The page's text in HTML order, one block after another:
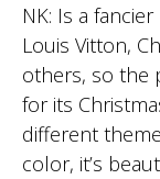
NK: Is a
Louis Vitton,
others, so the
for its
different
color, it’s